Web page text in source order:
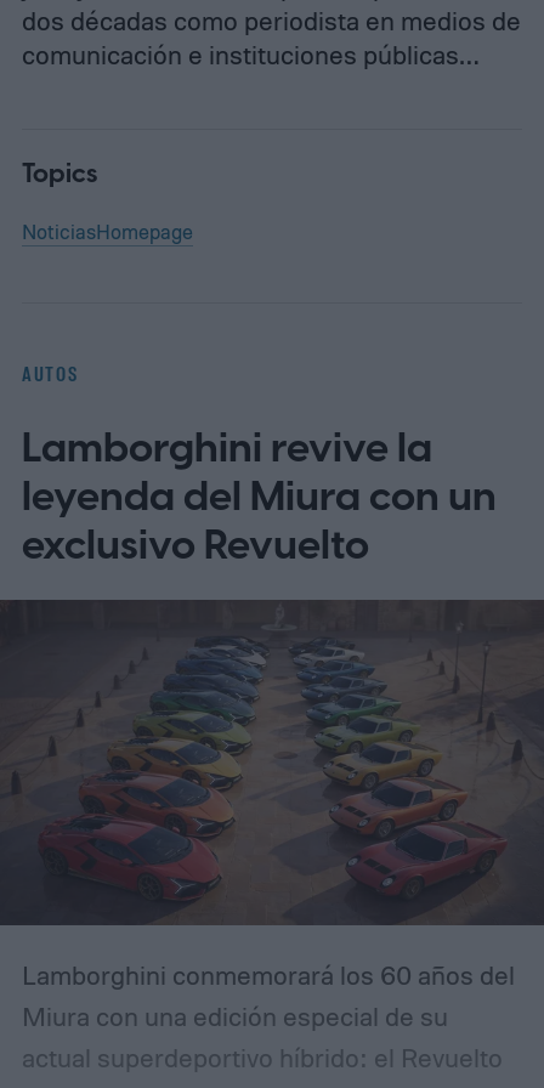
dos décadas como periodista en medios de
comunicación e instituciones públicas…
Topics
NoticiasHomepage
AUTOS
Lamborghini revive la
leyenda del Miura con un
exclusivo Revuelto
Lamborghini conmemorará los 60 años del
Miura con una edición especial de su
actual superdeportivo híbrido: el Revuelto